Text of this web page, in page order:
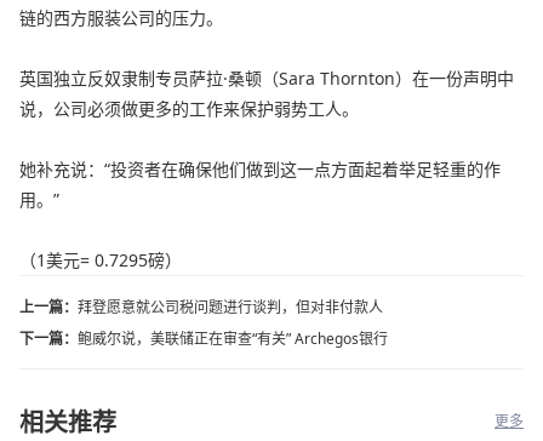
链的西方服装公司的压力。
英国独立反奴隶制专员萨拉·桑顿（Sara Thornton）在一份声明中
说，公司必须做更多的工作来保护弱势工人。
她补充说：“投资者在确保他们做到这一点方面起着举足轻重的作
用。”
（1美元= 0.7295磅）
上一篇： 拜登愿意就公司税问题进行谈判，但对非付款人
下一篇： 鲍威尔说，美联储正在审查“有关” Archegos银行
相关推荐 更多